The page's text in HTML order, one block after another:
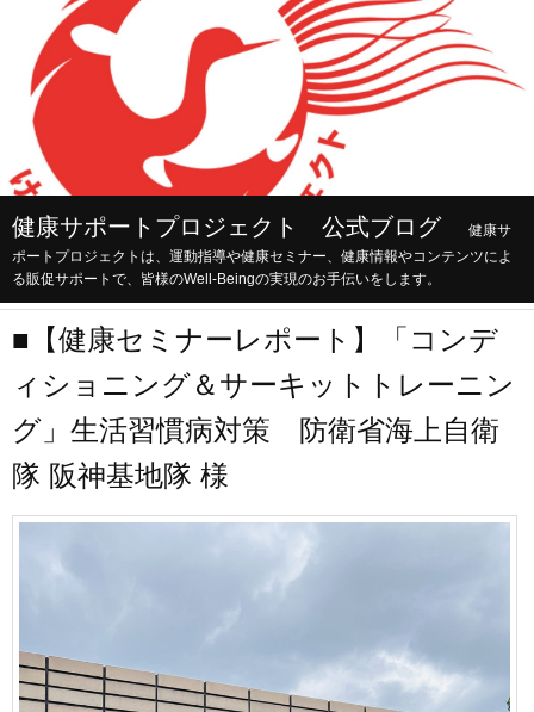
健康サポートプロジェクト 公式ブログ
健康サ
ポートプロジェクトは、運動指導や健康セミナー、健康情報やコンテンツによ
る販促サポートで、皆様のWell-Beingの実現のお手伝いをします。
■【健康セミナーレポート】「コンデ
ィショニング＆サーキットトレーニン
グ」生活習慣病対策 防衛省海上自衛
隊 阪神基地隊 様